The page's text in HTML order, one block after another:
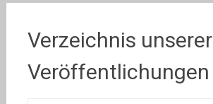
Verzeichnis unserer
Veröffentlichungen